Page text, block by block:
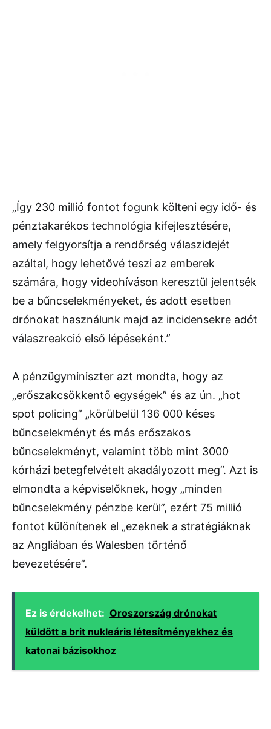
„Így 230 millió fontot fogunk költeni egy idő- és
pénztakarékos technológia kifejlesztésére,
amely felgyorsítja a rendőrség válaszidejét
azáltal, hogy lehetővé teszi az emberek
számára, hogy videohíváson keresztül jelentsék
be a bűncselekményeket, és adott esetben
drónokat használunk majd az incidensekre adót
válaszreakció első lépéseként.”
A pénzügyminiszter azt mondta, hogy az
„erőszakcsökkentő egységek” és az ún. „hot
spot policing” „körülbelül 136 000 késes
bűncselekményt és más erőszakos
bűncselekményt, valamint több mint 3000
kórházi betegfelvételt akadályozott meg”. Azt is
elmondta a képviselőknek, hogy „minden
bűncselekmény pénzbe kerül”, ezért 75 millió
fontot különítenek el „ezeknek a stratégiáknak
az Angliában és Walesben történő
bevezetésére”.
Ez is érdekelhet: Oroszország drónokat
küldött a brit nukleáris létesítményekhez és
katonai bázisokhoz